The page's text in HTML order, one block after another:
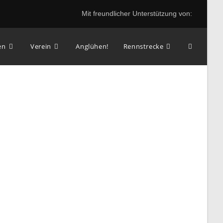
Mit freundlicher Unterstützung von:
Verein Anglühen! Rennstrecke Website-